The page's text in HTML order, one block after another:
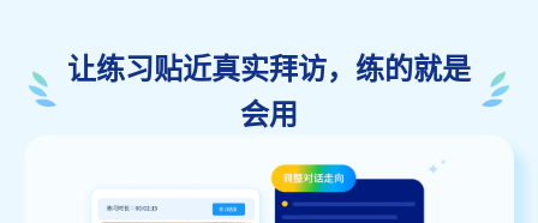
让练习贴近真实拜访，练的就是
会用